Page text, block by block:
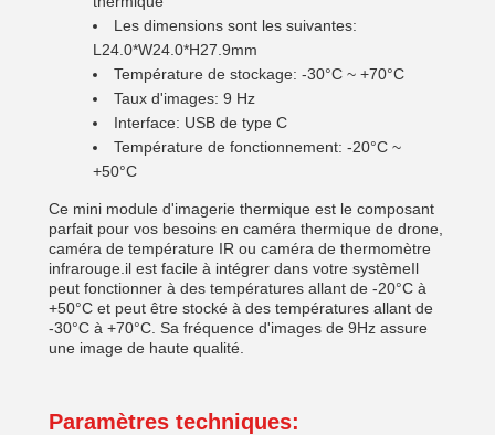
Les dimensions sont les suivantes:
L24.0*W24.0*H27.9mm
Température de stockage: -30°C ~ +70°C
Taux d'images: 9 Hz
Interface: USB de type C
Température de fonctionnement: -20°C ~
+50°C
Ce mini module d'imagerie thermique est le composant
parfait pour vos besoins en caméra thermique de drone,
caméra de température IR ou caméra de thermomètre
infrarouge.il est facile à intégrer dans votre systèmeIl
peut fonctionner à des températures allant de -20°C à
+50°C et peut être stocké à des températures allant de
-30°C à +70°C. Sa fréquence d'images de 9Hz assure
une image de haute qualité.
Paramètres techniques: